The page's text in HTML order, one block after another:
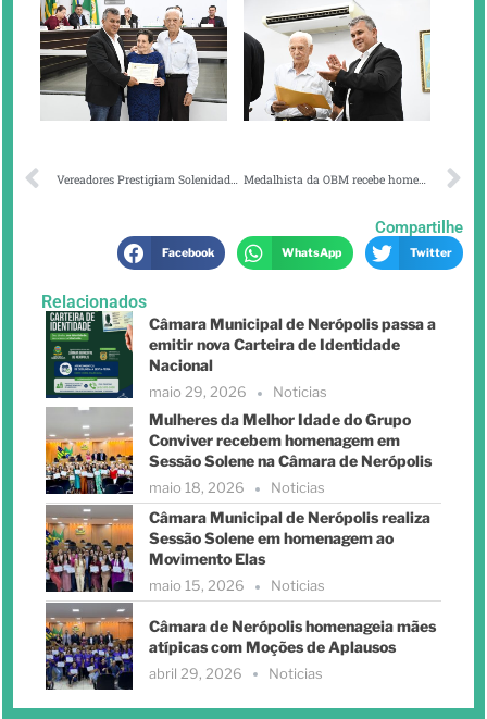
Medalhista da OBM recebe homenagem da Câmara Municipal de Nerópolis
Compartilhe
Facebook WhatsApp Twitter
Relacionados
Câmara Municipal de Nerópolis passa a
emitir nova Carteira de Identidade
Nacional
maio 29, 2026 Noticias
Mulheres da Melhor Idade do Grupo
Conviver recebem homenagem em
Sessão Solene na Câmara de Nerópolis
maio 18, 2026 Noticias
Câmara Municipal de Nerópolis realiza
Sessão Solene em homenagem ao
Movimento Elas
maio 15, 2026 Noticias
Câmara de Nerópolis homenageia mães
atípicas com Moções de Aplausos
abril 29, 2026 Noticias